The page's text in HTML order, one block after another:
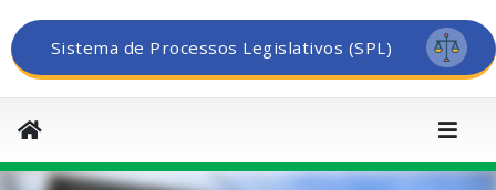
Sistema de Processos Legislativos (SPL)